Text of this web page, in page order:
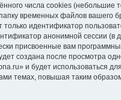
числа cookies (небольшие
временных файлов вашего
только идентификатор
анонимной сессии (в
присвоенные вам
создана после просмотра
и будет использоваться
темах, повышая таким